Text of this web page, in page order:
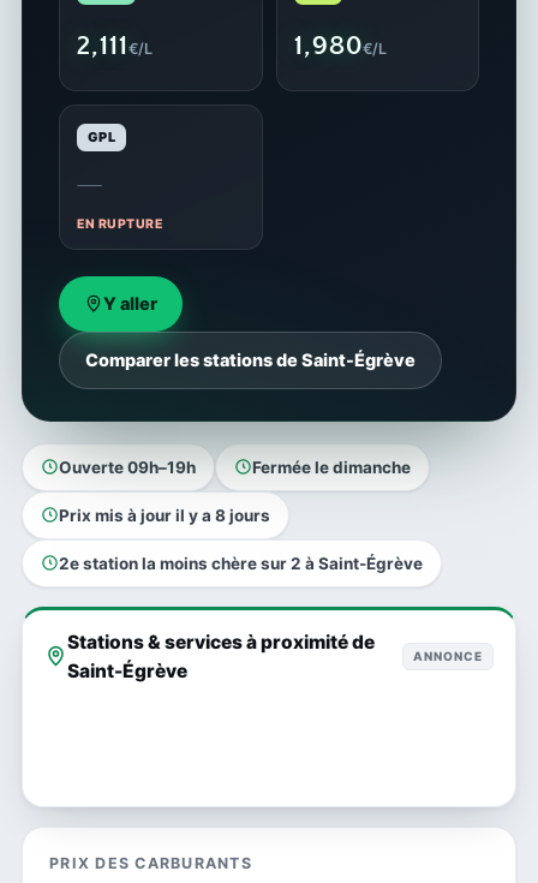
2,111€/L 1,980€/L
GPL
—
EN RUPTURE
Y aller
Comparer les stations de Saint-Égrève
Ouverte 09h–19h Fermée le dimanche
Prix mis à jour il y a 8 jours
2e station la moins chère sur 2 à Saint-Égrève
Stations & services à proximité de
Saint-Égrève
ANNONCE
PRIX DES CARBURANTS